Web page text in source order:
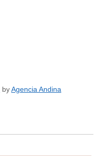
byAgencia Andina